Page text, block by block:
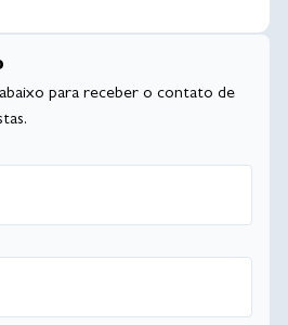
para receber o contato de